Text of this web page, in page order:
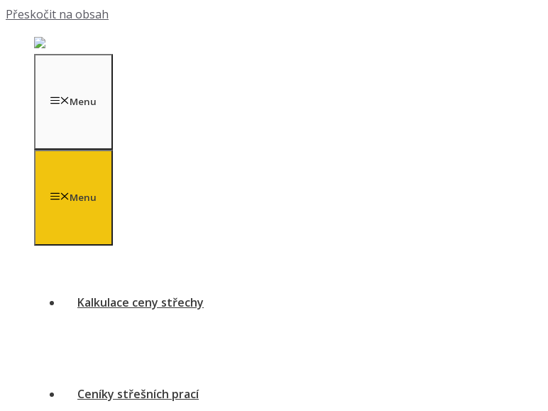
Přeskočit na obsah
Menu
Menu
Kalkulace ceny střechy
Ceníky střešních prací